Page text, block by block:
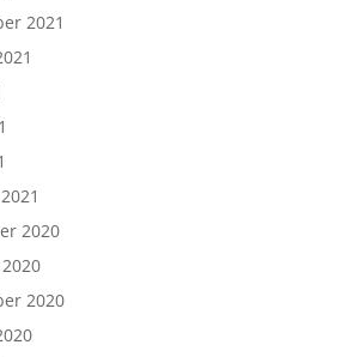
2021
2020
2020